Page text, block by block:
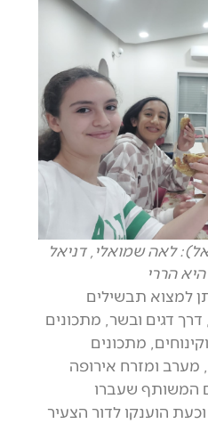
לאה שמואלי, דניאל
הררי
למצוא תבשילים
דגים ובשר, מתכונים
מתכונים
ומזרח אירופה
המשותף שעברו
הוענקו לדור הצעיר